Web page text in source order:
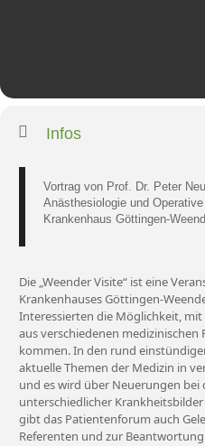
Infos
Vortrag von Prof. Dr. Peter
Anästhesiologie und
Krankenhaus Göttingen-
Die „Weender Visite“ ist eine
Krankenhauses Göttingen-
Interessierten die Möglichkeit,
aus verschiedenen medizinischen
kommen. In den rund
aktuelle Themen der Medizin in
und es wird über Neuerungen bei
unterschiedlicher
gibt das Patientenforum auch
Referenten und zur